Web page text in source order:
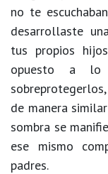
no te
desarrollaste
tus propios
opuesto a lo
de manera
sombra se
ese mismo
padres.